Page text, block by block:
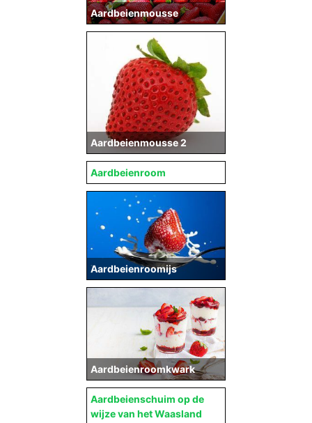
Aardbeienmousse
Aardbeienmousse 2
Aardbeienroom
Aardbeienroomijs
Aardbeienroomkwark
Aardbeienschuim op de
wijze van het Waasland